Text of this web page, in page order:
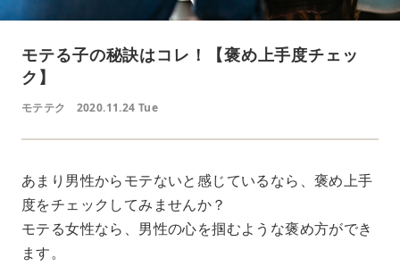
モテる子の秘訣はコレ！【褒め上手度チェッ
ク】
モテテク 2020.11.24 Tue
あまり男性からモテないと感じているなら、褒め上手
度をチェックしてみませんか？
モテる女性なら、男性の心を掴むような褒め方ができ
ます。